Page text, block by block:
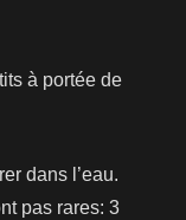
à portée de
dans l’eau.
pas rares: 3